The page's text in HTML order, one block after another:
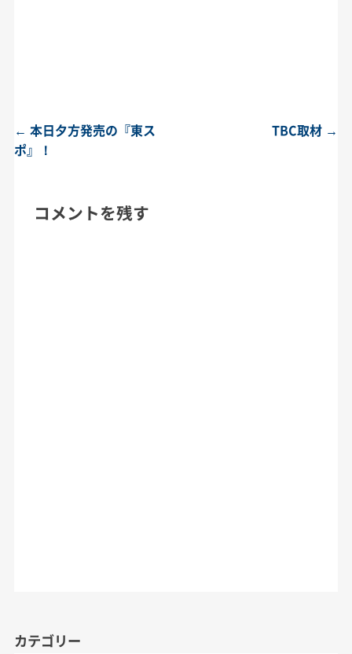
投稿ナビゲーション
← 本日夕方発売の『東ス
ポ』！
TBC取材 →
コメントを残す
カテゴリー